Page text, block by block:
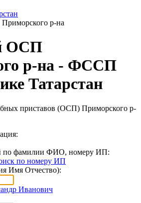
р-на
ОСП
р-на - ФССП
Татарстан
приставов (ОСП) Приморского р-
по фамилии ФИО, номеру ИП:
по номеру ИП
Имя Отчество):
Иванович